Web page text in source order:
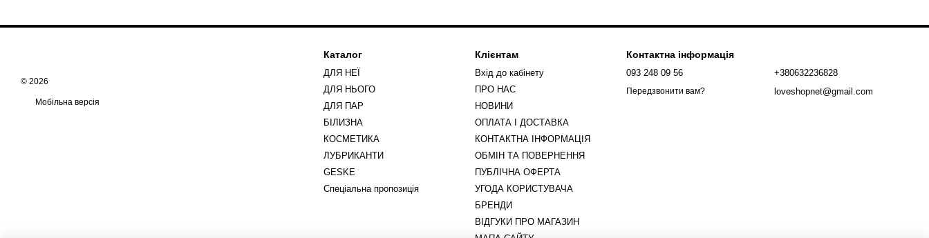
© 2026
Мобільна версія
Каталог
ДЛЯ НЕЇ
ДЛЯ НЬОГО
ДЛЯ ПАР
БІЛИЗНА
КОСМЕТИКА
ЛУБРИКАНТИ
GESKE
Спеціальна пропозиція
Клієнтам
Вхід до кабінету
ПРО НАС
НОВИНИ
ОПЛАТА І ДОСТАВКА
КОНТАКТНА ІНФОРМАЦІЯ
ОБМІН ТА ПОВЕРНЕННЯ
ПУБЛІЧНА ОФЕРТА
УГОДА КОРИСТУВАЧА
БРЕНДИ
ВІДГУКИ ПРО МАГАЗИН
Контактна інформація
093 248 09 56
Передзвонити вам?
+380632236828
loveshopnet@gmail.com